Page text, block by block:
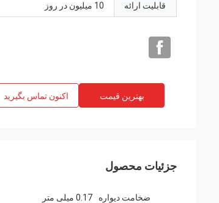
قابلیت ارائه 10 میلیون در روز
بهترین قیمت اکنون تماس بگیرید
جزئیات محصول
ضخامت دیواره 0.17 میلی متر